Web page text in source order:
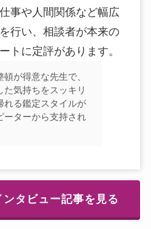
事や人間関係など幅広
行い、相談者が本来の
トに定評があります。
が得意な先生で、
た気持ちをスッキリ
れる鑑定スタイルが
ーターから支持され
タビュー記事を見る